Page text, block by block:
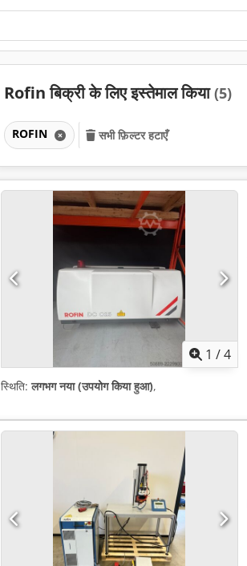
Rofin बिक्री के लिए इस्तेमाल किया(5)
ROFIN सभी फ़िल्टर हटाएँ
1 /4
स्थिति:लगभग नया (उपयोग किया हुआ),